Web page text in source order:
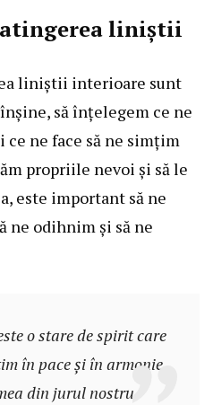
liniștii
liniștii interioare sunt
să înțelegem ce ne
ce ne face să ne simțim
propriile nevoi și să le
este important să ne
ne odihnim și să ne
o stare de spirit care
în pace și în armonie
din jurul nostru.”